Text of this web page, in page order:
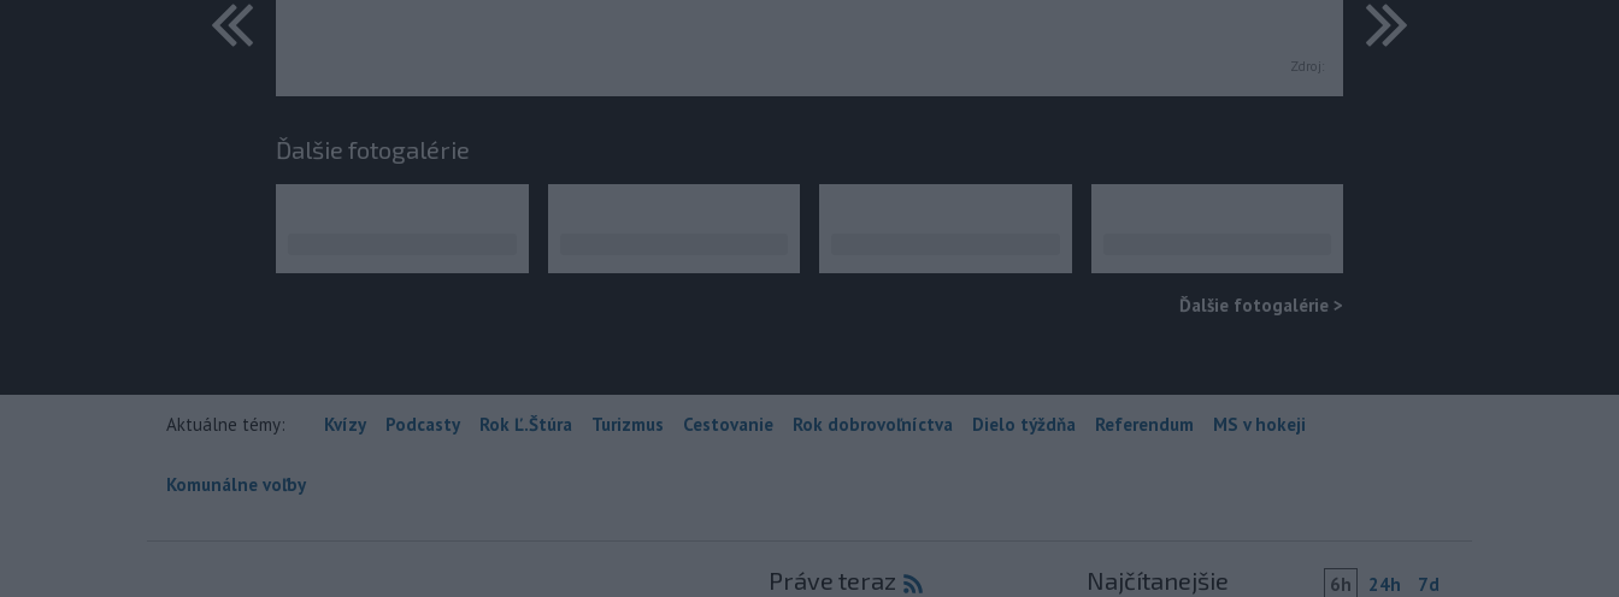
Zdroj:
Ďalšie fotogalérie
Ďalšie fotogalérie >
Aktuálne témy: Kvízy Podcasty Rok Ľ.Štúra Turizmus Cestovanie Rok dobrovoľníctva Dielo týždňa Referendum MS v hokeji
Komunálne voľby
Práve teraz Najčítanejšie 6h 24h 7d